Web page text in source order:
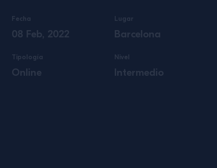
Fecha
08 Feb, 2022
Lugar
Barcelona
Tipología
Online
Nivel
Intermedio